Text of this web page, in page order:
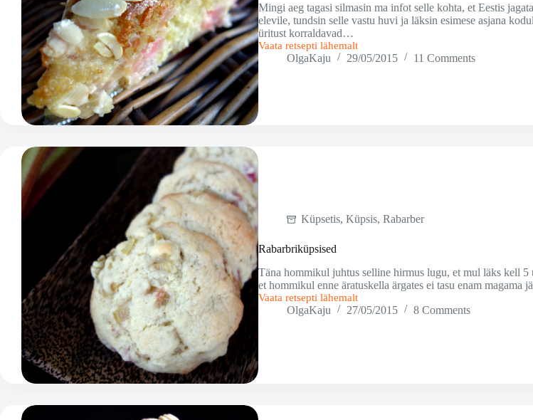
Mingi aeg tagasi silmasin ma infot selle kohta, et Eestis
elevile, tundsin selle vastu huvi ja läksin esimese asjana
üritust korraldavad…
Vaata retsepti lähemalt
Rabarbri-
mandlikook
OlgaKaju 29/05/2015 11 Comments
Küpsetis,Küpsis,Rabarber
Rabarbriküpsised
Täna hommikul juhtus selline hirmus lugu, et mul läks kell
et hommikul enne äratuskella ärgates ei tasu enam magama
Vaata retsepti lähemalt
Rabarbriküpsised
OlgaKaju 27/05/2015 8 Comments